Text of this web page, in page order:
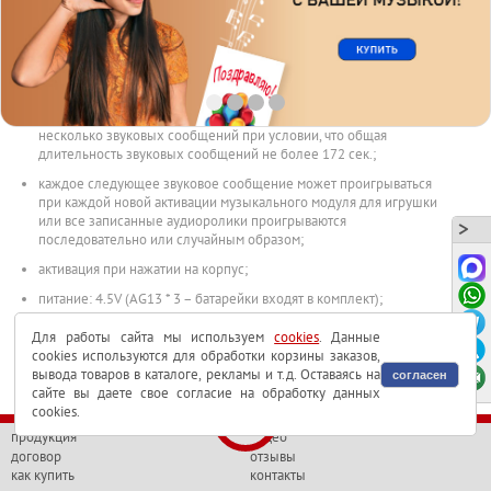
перезаписываемый)
программируется через
программатор
максимальная длительность звукового сообщения, которое может
быть записано (песня, мелодия или просто голос): 172 сек.;
возможно записать в один музыкальный модуль для игрушки
несколько звуковых сообщений при условии, что общая
длительность звуковых сообщений не более 172 сек.;
каждое следующее звуковое сообщение может проигрываться
при каждой новой активации музыкального модуля для игрушки
или все записанные аудиоролики проигрываются
последовательно или случайным образом;
активация при нажатии на корпус;
питание: 4.5V (AG13 * 3 – батарейки входят в комплект);
срок службы элементов питания: порядка 1000 полных
проигрываний мелодии длительностью 100 сек.;
размеры: 50mm * 43mm * 22mm;
продукция
договор
как купить
видео
отзывы
контакты
Для работы сайта мы используемcookies. Данные
cookies используются для обработки корзины заказов,
вывода товаров в каталоге, рекламы и т.д. Оставаясь на
сайте вы даете свое согласие на обработку данных
cookies.
согласен